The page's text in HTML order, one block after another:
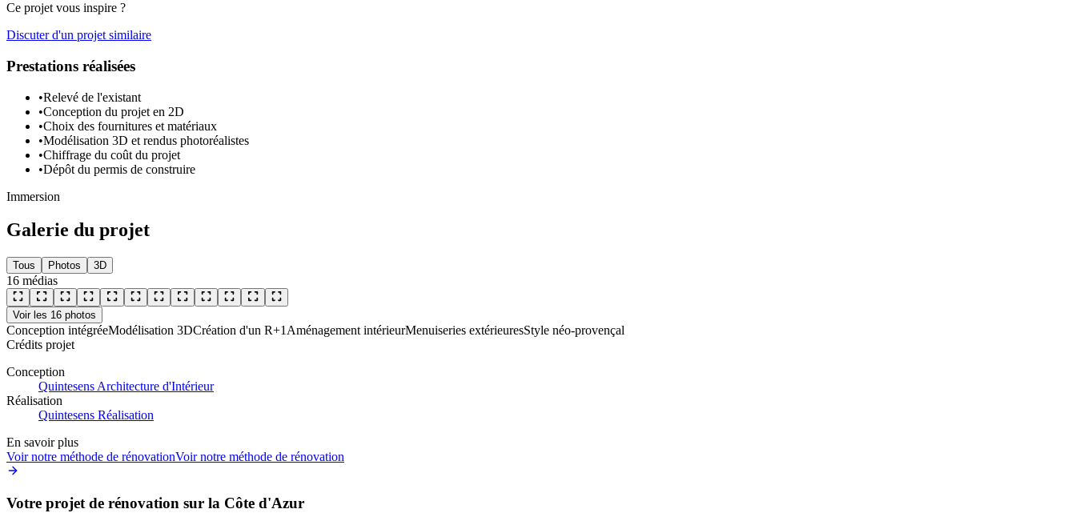
Ce projet vous inspire ?
Discuter d'un projet similaire
Prestations réalisées
•Relevé de l'existant
•Conception du projet en 2D
•Choix des fournitures et matériaux
•Modélisation 3D et rendus photoréalistes
•Chiffrage du coût du projet
•Dépôt du permis de construire
Immersion
Galerie du projet
Tous Photos 3D
16 médias
Voir les 16 photos
Conception intégréeModélisation 3DCréation d'un R+1 Aménagement intérieurMenuiseries extérieuresStyle néo-provençal
Crédits projet
Conception
Quintesens Architecture d'Intérieur
Réalisation
Quintesens Réalisation
En savoir plus
Voir notre méthode de rénovationVoir notre méthode de rénovation
Votre projet de rénovation sur la Côte d'Azur